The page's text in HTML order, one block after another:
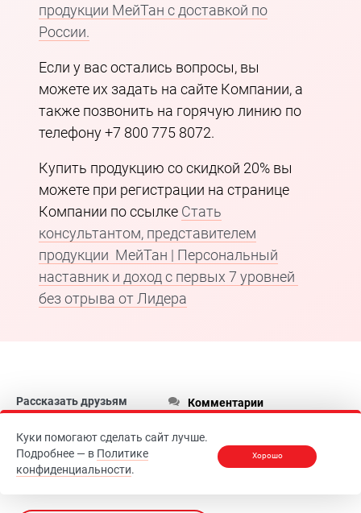
продукции МейТан с доставкой по
России.
Если у вас остались вопросы, вы
можете их задать на сайте Компании, а
также позвонить на горячую линию по
телефону +7 800 775 8072.
Купить продукцию со скидкой 20% вы
можете при регистрации на странице
Компании по ссылке Стать
консультантом, представителем
продукции МейТан | Персональный
наставник и доход с первых 7 уровней
без отрыва от Лидера
Рассказать друзьям Комментарии
Интересное по теме
Куки помогают сделать сайт лучше.
Подробнее — в Политике
конфиденциальности.
Хорошо